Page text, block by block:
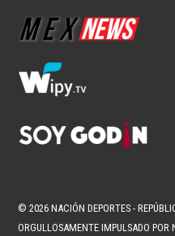
© 2026 NACIÓN DEPORTES -
ORGULLOSAMENTE IMPULSADO POR